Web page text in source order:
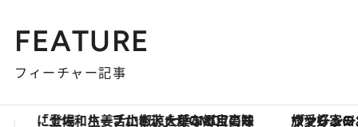
FEATURE
フィーチャー記事
ヴァシュロン・コンスタンタン「オーヴァーシーズ・オートマティック」。旅愛好家のお気に入りコレクションから、ジェンダーレスな新作が登場 【銀座で出合う最旬美容】美髪ケアや上質